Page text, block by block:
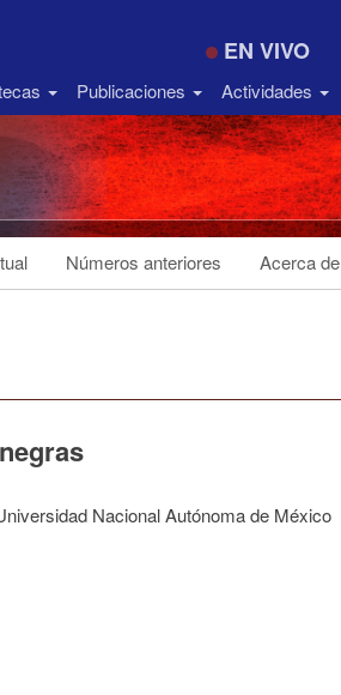
EN VIVO
Publicaciones Actividades
Números anteriores Acerca de
Nacional Autónoma de México